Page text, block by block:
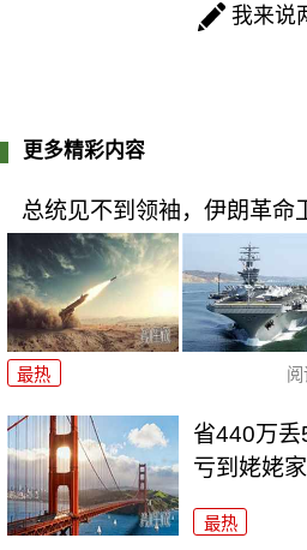
我来说
更多精彩内容
总统见不到领袖，伊朗革命
最热
省440万
亏到姥姥家
最热